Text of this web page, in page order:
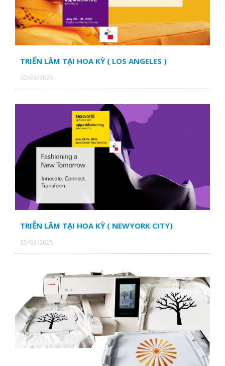
NGÂN HÀNG TMCP ĐẦU TƯ & PHÁT TRIỂN VIỆT NAM CN
BÌNH HƯNG
CTY TNHH GIAO NHẬN QUỐC TẾ G.S.A
CTY CP XÂY DỰNG KIẾN TRỨC LÁ ĐỎ
Hãng hàng không Asiana Airlines
CÔNG TY TNHH TAINAN ENTERPRISE VIỆT NAM
CTY CP QUỐC TẾ PHONG PHÚ
CTY TNHH THỜI TRANG QUỐC TẾ TRƯỜNG PHÁT
TRIỂN LÃM TẠI HOA KỲ ( LOS ANGELES )
02/04/2025
TRIỄN LÃM TẠI HOA KỲ ( NEWYORK CITY)
25/03/2025